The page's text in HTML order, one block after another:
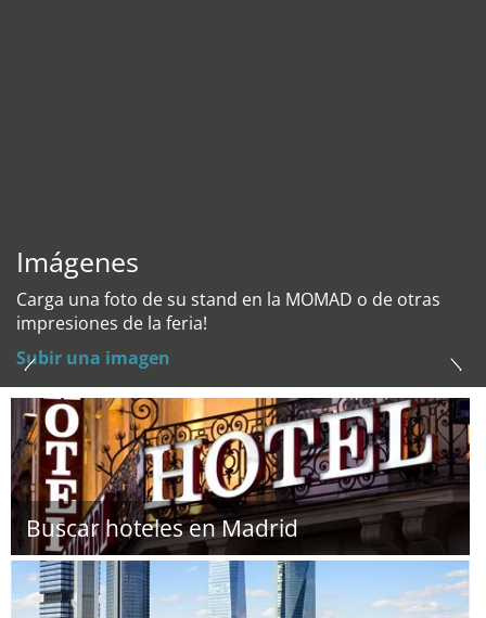
Imágenes
Carga una foto de su stand en la MOMAD o de otras
impresiones de la feria!
Subir una imagen
Buscar hoteles en Madrid